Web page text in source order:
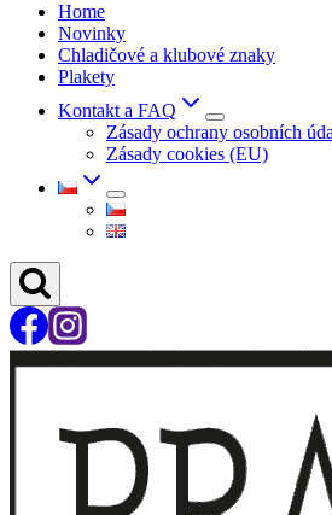
Home
Novinky
Chladičové a klubové znaky
Plakety
Kontakt a FAQ
Zásady ochrany osobních
Zásady cookies (EU)